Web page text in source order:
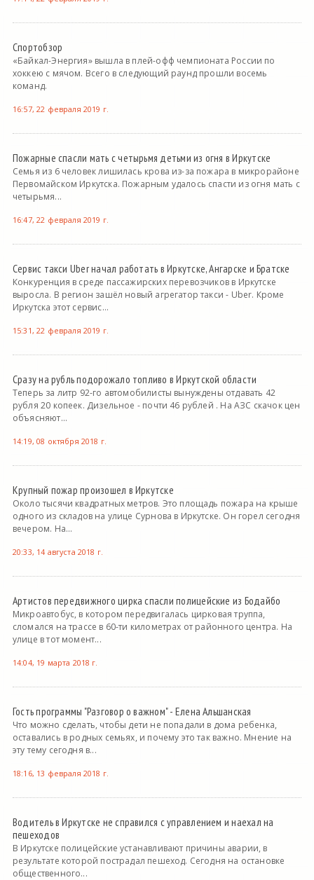
Спортобзор
«Байкал-Энергия» вышла в плей-офф чемпионата России по
хоккею с мячом. Всего в следующий раунд прошли восемь
команд.
16:57, 22 февраля 2019 г.
Пожарные спасли мать с четырьмя детьми из огня в Иркутске
Семья из 6 человек лишилась крова из-за пожара в микрорайоне
Первомайском Иркутска. Пожарным удалось спасти из огня мать с
четырьмя...
16:47, 22 февраля 2019 г.
Сервис такси Uber начал работать в Иркутске, Ангарске и Братске
Конкуренция в среде пассажирских перевозчиков в Иркутске
выросла. В регион зашёл новый агрегатор такси - Uber. Кроме
Иркутска этот сервис...
15:31, 22 февраля 2019 г.
Сразу на рубль подорожало топливо в Иркутской области
Теперь за литр 92-го автомобилисты вынуждены отдавать 42
рубля 20 копеек. Дизельное - почти 46 рублей . На АЗС скачок цен
объясняют...
14:19, 08 октября 2018 г.
Крупный пожар произошел в Иркутске
Около тысячи квадратных метров. Это площадь пожара на крыше
одного из складов на улице Сурнова в Иркутске. Он горел сегодня
вечером. На...
20:33, 14 августа 2018 г.
Артистов передвижного цирка спасли полицейские из Бодайбо
Микроавтобус, в котором передвигалась цирковая труппа,
сломался на трассе в 60-ти километрах от районного центра. На
улице в тот момент...
14:04, 19 марта 2018 г.
Гость программы "Разговор о важном" - Елена Альшанская
Что можно сделать, чтобы дети не попадали в дома ребенка,
оставались в родных семьях, и почему это так важно. Мнение на
эту тему сегодня в...
18:16, 13 февраля 2018 г.
Водитель в Иркутске не справился с управлением и наехал на
пешеходов
В Иркутске полицейские устанавливают причины аварии, в
результате которой пострадал пешеход. Сегодня на остановке
общественного...